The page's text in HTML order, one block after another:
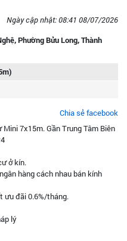
Ngày cập nhật: 08:41 08/07/2026
Phường Bửu Long, Thành
Chia sẻ facebook
7x15m. Gần Trung Tâm Biên
ở kín.
hàng cách nhau bán kính
ưu đãi 0.6%/tháng.
lý